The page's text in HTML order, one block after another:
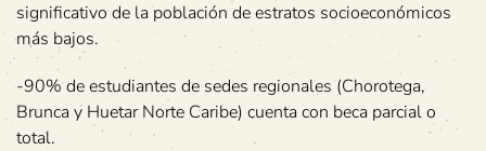
significativo de la población de estratos socioeconómicos
más bajos.
-90% de estudiantes de sedes regionales (Chorotega,
Brunca y Huetar Norte Caribe) cuenta con beca parcial o
total.